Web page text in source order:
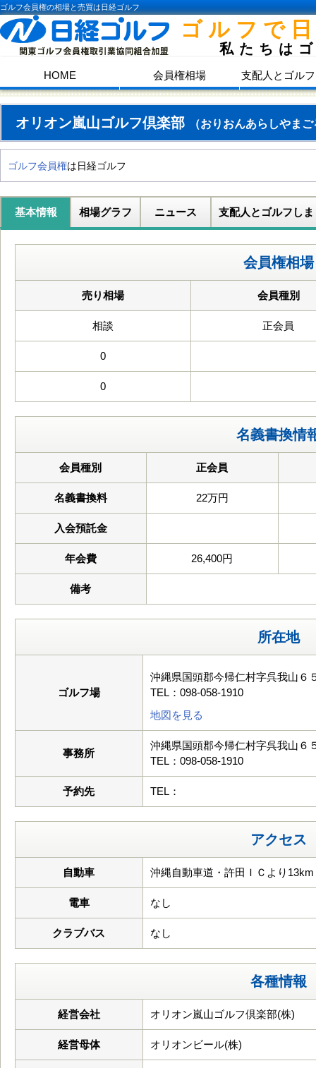
ゴルフ会員権の相場と売買は日経ゴルフ
ゴルフで
私たちは
HOME 会員権相場 支配人とゴル
オリオン嵐山ゴルフ倶楽部 （おりおんあらしやま
ゴルフ会員権は日経ゴルフ
基本情報 相場グラフ ニュース 支配人とゴルフしま
会員権相場
売り相場 会員種別
相談 正会員
0
0
名義書換情
会員種別 正会員
名義書換料 22万円
入会預託金
年会費 26,400円
備考
所在地
ゴルフ場
沖縄県国頭郡今帰仁村字呉我山６
TEL：098-058-1910
地図を見る
事務所
沖縄県国頭郡今帰仁村字呉我山６
TEL：098-058-1910
予約先 TEL：
アクセス
自動車 沖縄自動車道・許田ＩＣより13km
電車 なし
クラブバス なし
各種情報
経営会社 オリオン嵐山ゴルフ倶楽部(株)
経営母体 オリオンビール(株)